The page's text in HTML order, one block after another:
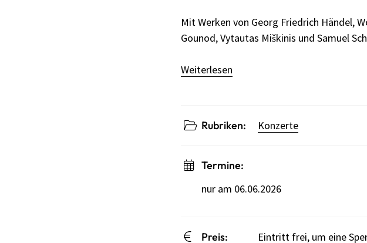
Mit Werken von Georg Friedrich Händel,
Gounod, Vytautas Miškinis und Samuel
Weiterlesen
Rubriken: Konzerte
Termine:
nur am 06.06.2026
Preis: Eintritt frei, um eine